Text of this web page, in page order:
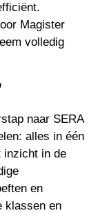
Magister
volledig
naar SERA
alles in één
inzicht in de
en
klassen en